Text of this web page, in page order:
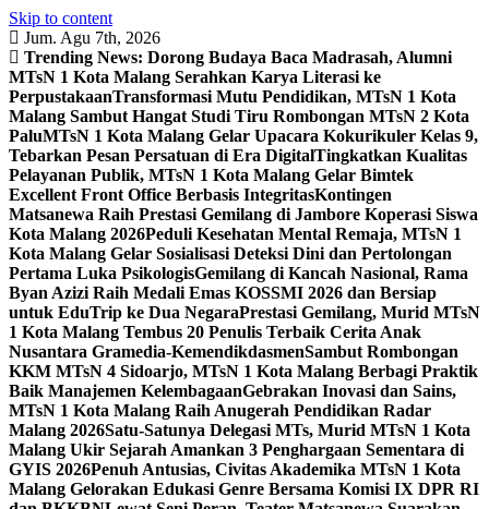
Skip to content
Jum. Agu 7th, 2026
Trending News: Dorong Budaya Baca Madrasah, Alumni
MTsN 1 Kota Malang Serahkan Karya Literasi ke
PerpustakaanTransformasi Mutu Pendidikan, MTsN 1 Kota
Malang Sambut Hangat Studi Tiru Rombongan MTsN 2 Kota
PaluMTsN 1 Kota Malang Gelar Upacara Kokurikuler Kelas 9,
Tebarkan Pesan Persatuan di Era DigitalTingkatkan Kualitas
Pelayanan Publik, MTsN 1 Kota Malang Gelar Bimtek
Excellent Front Office Berbasis IntegritasKontingen
Matsanewa Raih Prestasi Gemilang di Jambore Koperasi Siswa
Kota Malang 2026Peduli Kesehatan Mental Remaja, MTsN 1
Kota Malang Gelar Sosialisasi Deteksi Dini dan Pertolongan
Pertama Luka PsikologisGemilang di Kancah Nasional, Rama
Byan Azizi Raih Medali Emas KOSSMI 2026 dan Bersiap
untuk EduTrip ke Dua NegaraPrestasi Gemilang, Murid MTsN
1 Kota Malang Tembus 20 Penulis Terbaik Cerita Anak
Nusantara Gramedia-KemendikdasmenSambut Rombongan
KKM MTsN 4 Sidoarjo, MTsN 1 Kota Malang Berbagi Praktik
Baik Manajemen KelembagaanGebrakan Inovasi dan Sains,
MTsN 1 Kota Malang Raih Anugerah Pendidikan Radar
Malang 2026Satu-Satunya Delegasi MTs, Murid MTsN 1 Kota
Malang Ukir Sejarah Amankan 3 Penghargaan Sementara di
GYIS 2026Penuh Antusias, Civitas Akademika MTsN 1 Kota
Malang Gelorakan Edukasi Genre Bersama Komisi IX DPR RI